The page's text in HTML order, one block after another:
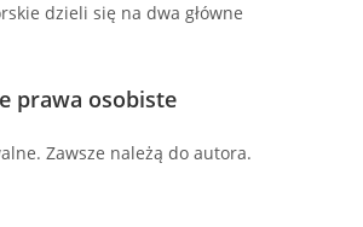
dzieli się na dwa główne
prawa osobiste
Zawsze należą do autora.